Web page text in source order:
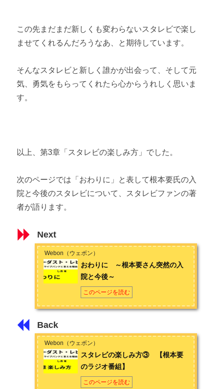
この先まだまだ新しくも変わらないスタレビで楽し
ませてくれるんだろうなあ、と期待しています。
そんなスタレビと新しく誰かが出会って、そして元
気、勇気をもらってくれたら心からうれしく思いま
す。
以上、第3章「スタレビの楽しみ方」でした。
次のページでは「おわりに」と表して根本要氏の入
院と今後のスタレビについて、スタレビファンの著
者が語ります。
Next
Webon（ウェボン）
おわりに ～根本要さん突然の入
院と今後～
このページを読む
Back
Webon（ウェボン）
スタレビの楽しみ方③ 【根本要
のラジオ番組】
このページを読む